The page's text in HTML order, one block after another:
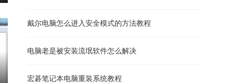
戴尔电脑怎么进入安全模式的方法教程
电脑老是被安装流氓软件怎么解决
宏碁笔记本电脑重装系统教程